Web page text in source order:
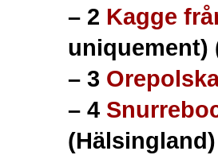
– 2 Kagge
uniquement)
– 3
– 4
(Hälsingland)